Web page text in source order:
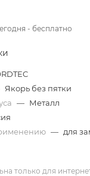
- бесплатно
Якорь без пятки
— Металл
— для
только для